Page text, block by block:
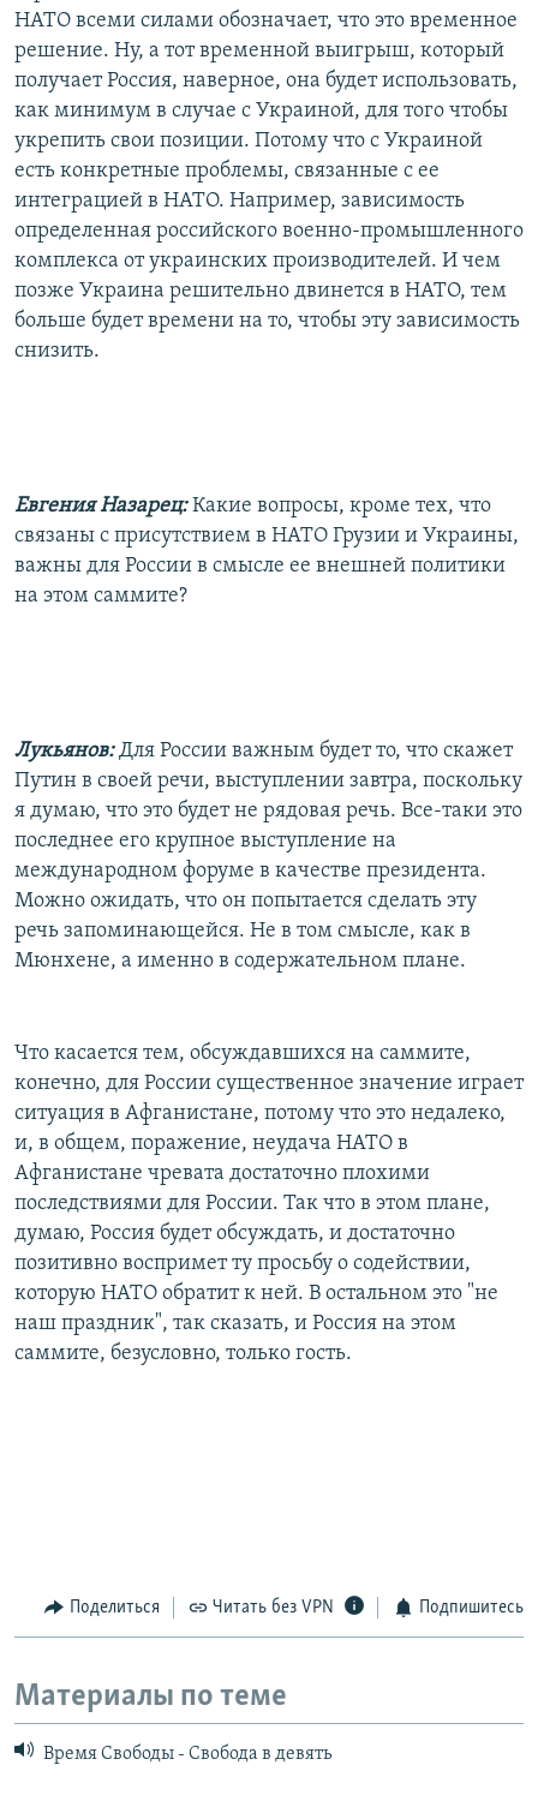
НАТО всеми силами обозначает, что это временное
решение. Ну, а тот временной выигрыш, который
получает Россия, наверное, она будет использовать,
как минимум в случае с Украиной, для того чтобы
укрепить свои позиции. Потому что с Украиной
есть конкретные проблемы, связанные с ее
интеграцией в НАТО. Например, зависимость
определенная российского военно-промышленного
комплекса от украинских производителей. И чем
позже Украина решительно двинется в НАТО, тем
больше будет времени на то, чтобы эту зависимость
снизить.
Евгения Назарец:Какие вопросы, кроме тех, что
связаны с присутствием в НАТО Грузии и Украины,
важны для России в смысле ее внешней политики
на этом саммите?
Лукьянов:Для России важным будет то, что скажет
Путин в своей речи, выступлении завтра, поскольку
я думаю, что это будет не рядовая речь. Все-таки это
последнее его крупное выступление на
международном форуме в качестве президента.
Можно ожидать, что он попытается сделать эту
речь запоминающейся. Не в том смысле, как в
Мюнхене, а именно в содержательном плане.
Что касается тем, обсуждавшихся на саммите,
конечно, для России существенное значение играет
ситуация в Афганистане, потому что это недалеко,
и, в общем, поражение, неудача НАТО в
Афганистане чревата достаточно плохими
последствиями для России. Так что в этом плане,
думаю, Россия будет обсуждать, и достаточно
позитивно воспримет ту просьбу о содействии,
которую НАТО обратит к ней. В остальном это "не
наш праздник", так сказать, и Россия на этом
саммите, безусловно, только гость.
Поделиться Читать без VPN Подпишитесь
Материалы по теме
Время Свободы - Свобода в девять